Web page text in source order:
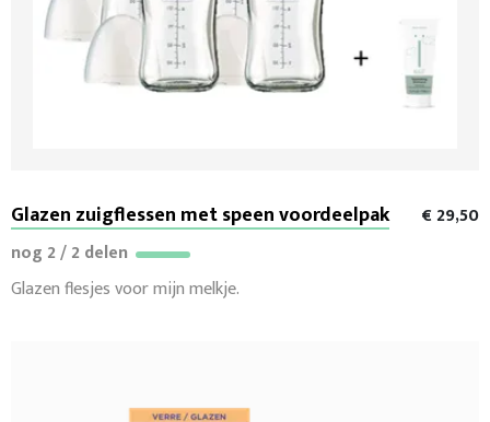
Glazen zuigflessen met speen voordeelpak
€ 29,50
nog 2 / 2 delen
Glazen flesjes voor mijn melkje.